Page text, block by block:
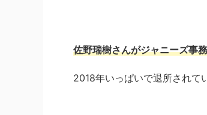
佐野瑞樹さんがジャニーズ事
2018年いっぱいで退所されて